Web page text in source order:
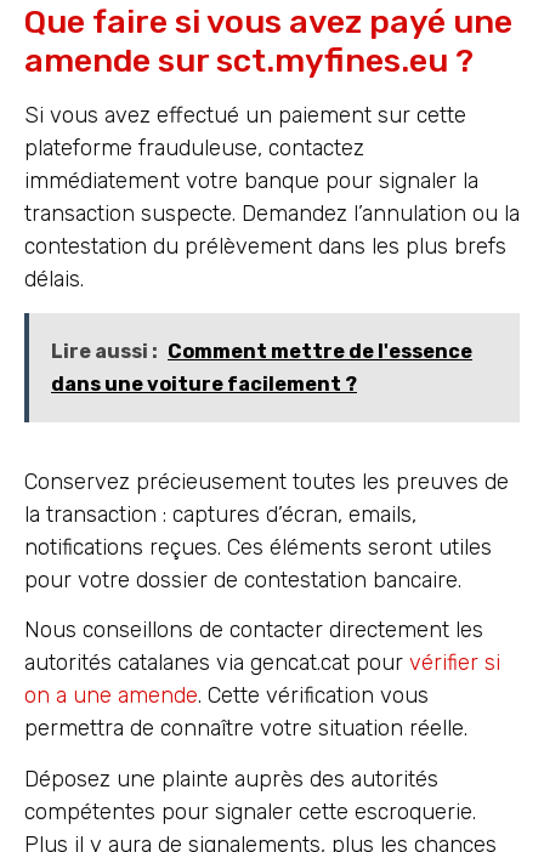
Que faire si vous avez payé une
amende sur sct.myfines.eu ?
Si vous avez effectué un paiement sur cette
plateforme frauduleuse, contactez
immédiatement votre banque pour signaler la
transaction suspecte. Demandez l’annulation ou la
contestation du prélèvement dans les plus brefs
délais.
Lire aussi : Comment mettre de l'essence
dans une voiture facilement ?
Conservez précieusement toutes les preuves de
la transaction : captures d’écran, emails,
notifications reçues. Ces éléments seront utiles
pour votre dossier de contestation bancaire.
Nous conseillons de contacter directement les
autorités catalanes via gencat.cat pour vérifier si
on a une amende. Cette vérification vous
permettra de connaître votre situation réelle.
Déposez une plainte auprès des autorités
compétentes pour signaler cette escroquerie.
Plus il y aura de signalements, plus les chances